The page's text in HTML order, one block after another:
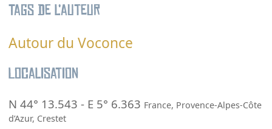
Tags de l’auteur
Autour du Voconce
Localisation
N 44° 13.543 - E 5° 6.363 France, Provence-Alpes-Côte
d’Azur, Crestet